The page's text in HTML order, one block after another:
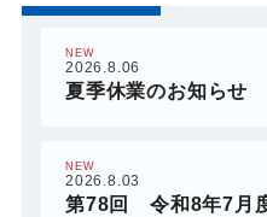
NEW
2026.8.06
夏季休業のお知らせ
NEW
2026.8.03
第78回 令和8年7月